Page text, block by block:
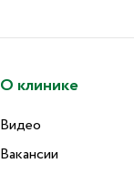
О клинике
Видео
Вакансии